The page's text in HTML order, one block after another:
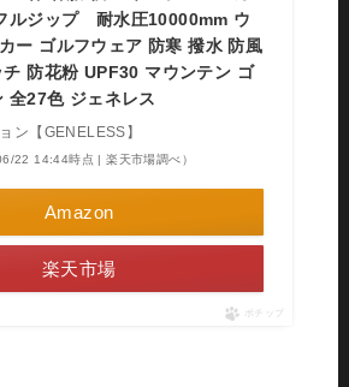
ルジップ 耐水圧10000mm ウ
ー ゴルフウェア 防寒 撥水 防風
防花粉 UPF30 マウンテン ゴ
全27色 ジェネレス
ン【GENELESS】
22 14:44時点 | 楽天市場調べ）
Amazon
楽天市場
ポチップ